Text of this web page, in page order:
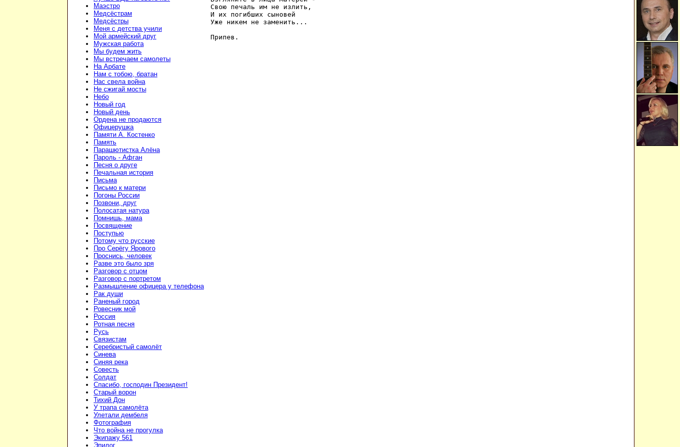
Маэстро
Медсёстрам
Медсёстры
Меня с детства учили
Мой армейский друг
Мужская работа
Мы будем жить
Мы встречаем самолеты
На Арбате
Нам с тобою, братан
Нас свела война
Не сжигай мосты
Небо
Новый год
Новый день
Ордена не продаются
Офицерушка
Памяти А. Костенко
Память
Парашютистка Алёна
Пароль - Афган
Песня о друге
Печальная история
Письма
Письмо к матери
Погоны России
Позвони, друг
Полосатая натура
Помнишь, мама
Посвящение
Поступью
Потому что русские
Про Серёгу Ярового
Проснись, человек
Разве это было зря
Разговор с отцом
Разговор с портретом
Размышление офицера у телефона
Рак души
Раненый город
Ровесник мой
Россия
Ротная песня
Русь
Связистам
Серебристый самолёт
Синева
Синяя река
Совесть
Солдат
Спасибо, господин Президент!
Старый ворон
Тихий Дон
У трапа самолёта
Улетали дембеля
Фотография
Что война не прогулка
Экипажу 561
Эпилог
Свою печаль им не излить,
И их погибших сыновей
Уже никем не заменить...
Припев.